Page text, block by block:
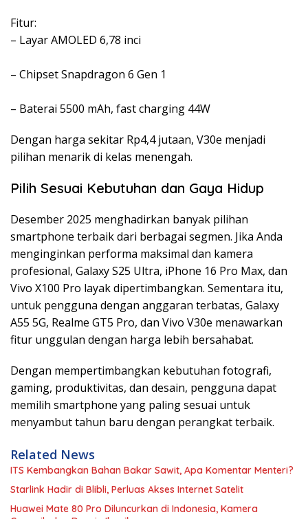
Fitur:
– Layar AMOLED 6,78 inci
– Chipset Snapdragon 6 Gen 1
– Baterai 5500 mAh, fast charging 44W
Dengan harga sekitar Rp4,4 jutaan, V30e menjadi
pilihan menarik di kelas menengah.
Pilih Sesuai Kebutuhan dan Gaya Hidup
Desember 2025 menghadirkan banyak pilihan
smartphone terbaik dari berbagai segmen. Jika Anda
menginginkan performa maksimal dan kamera
profesional, Galaxy S25 Ultra, iPhone 16 Pro Max, dan
Vivo X100 Pro layak dipertimbangkan. Sementara itu,
untuk pengguna dengan anggaran terbatas, Galaxy
A55 5G, Realme GT5 Pro, dan Vivo V30e menawarkan
fitur unggulan dengan harga lebih bersahabat.
Dengan mempertimbangkan kebutuhan fotografi,
gaming, produktivitas, dan desain, pengguna dapat
memilih smartphone yang paling sesuai untuk
menyambut tahun baru dengan perangkat terbaik.
Related News
ITS Kembangkan Bahan Bakar Sawit, Apa Komentar Menteri?
Starlink Hadir di Blibli, Perluas Akses Internet Satelit
Huawei Mate 80 Pro Diluncurkan di Indonesia, Kamera